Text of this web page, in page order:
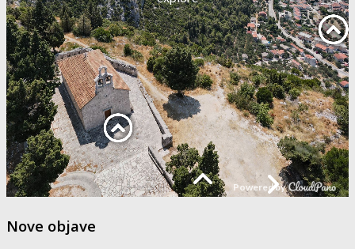
Nove objave